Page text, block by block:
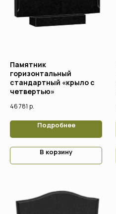
Памятник
горизонтальный
стандартный «крыло с
четвертью»
46 781 р.
Подробнее
В корзину